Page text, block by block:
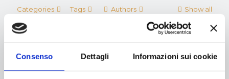
Consenso Dettagli Informazioni sui cookie
Categories Tags Authors Show all
Les Danseuses de Sheherazade